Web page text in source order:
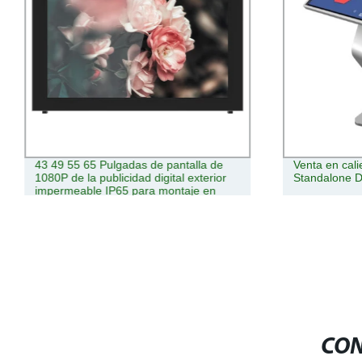
43 49 55 65 Pulgadas de pantalla de
1080P de la publicidad digital exterior
impermeable IP65 para montaje en
Venta en
Standalone